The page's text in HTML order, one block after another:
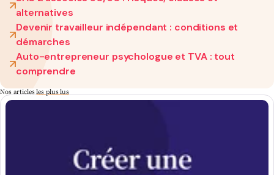
alternatives
Devenir travailleur indépendant : conditions et
démarches
Auto-entrepreneur psychologue et TVA : tout
comprendre
Nos articlesles plus lus